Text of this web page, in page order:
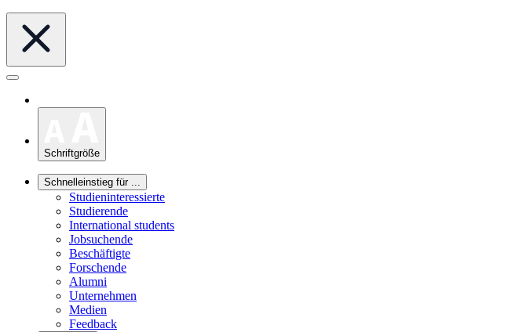
Schriftgröße
Schnelleinstieg für ...
Studieninteressierte
Studierende
International students
Jobsuchende
Beschäftigte
Forschende
Alumni
Unternehmen
Medien
Feedback